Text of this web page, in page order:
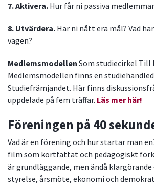
7. Aktivera. Hur får ni passiva
8. Utvärdera. Har ni nått era mål? Vad
vägen?
Medlemsmodellen Som studiecirkel Till
Medlemsmodellen finns en
Studiefrämjandet. Här finns
uppdelade på fem träffar. Läs mer här!
Föreningen på 40
Vad är en förening och hur startar man
film som kortfattat och pedagogiskt
är grundläggande, men ändå klargörande
styrelse, årsmöte, ekonomi och